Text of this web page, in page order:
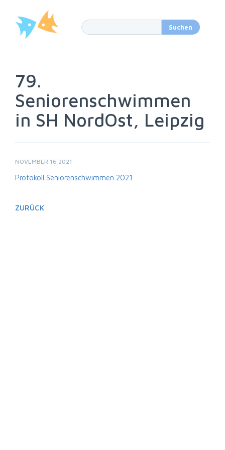
79.
Seniorenschwimmen
in SH NordOst, Leipzig
NOVEMBER 16 2021
Protokoll Seniorenschwimmen 2021
ZURÜCK